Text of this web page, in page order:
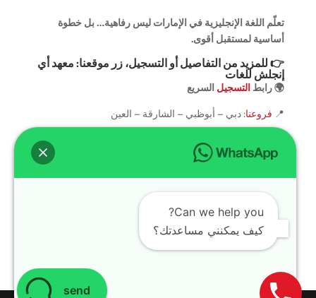
تعلّم اللغة الإنجليزية في الإمارات ليس رفاهية… بل خطوة
أساسية لمستقبل أقوى.
👉 للمزيد من التفاصيل أو التسجيل، زر موقعنا:معهد أي
إنجلش للغات
🌍 رابطالتسجيلالسريع
📍 فروعنا: دبي – أبوظبي – الشارقة – العين
تابعنا لمعرفة العروض والجدول الأسبوعي:
TikTok
📱
Instagram
📘
Facebook
Can we help you?
كيف يمكنني مساعدتك؟
send